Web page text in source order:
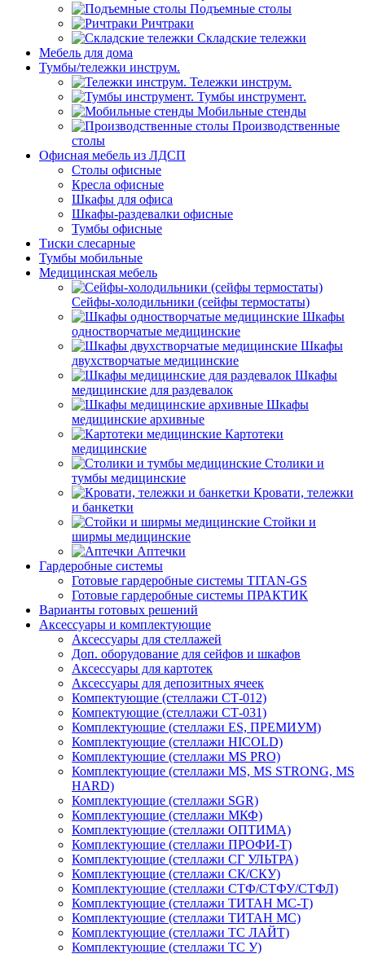
Подъемные столы
Ричтраки
Складские тележки
Мебель для дома
Тумбы/тележки инструм.
Тележки инструм.
Тумбы инструмент.
Мобильные стенды
Производственные
столы
Офисная мебель из ЛДСП
Столы офисные
Кресла офисные
Шкафы для офиса
Шкафы-раздевалки офисные
Тумбы офисные
Тиски слесарные
Тумбы мобильные
Медицинская мебель
Сейфы-холодильники (сейфы термостаты)
Шкафы
одностворчатые медицинские
Шкафы
двухстворчатые медицинские
Шкафы
медицинские для раздевалок
Шкафы
медицинские архивные
Картотеки
медицинские
Столики и
тумбы медицинские
Кровати, тележки
и банкетки
Стойки и
ширмы медицинские
Аптечки
Гардеробные системы
Готовые гардеробные системы TITAN-GS
Готовые гардеробные системы ПРАКТИК
Варианты готовых решений
Аксессуары и комплектующие
Аксессуары для стеллажей
Доп. оборудование для сейфов и шкафов
Аксессуары для картотек
Аксессуары для депозитных ячеек
Компектующие (стеллажи СТ-012)
Компектующие (стеллажи СТ-031)
Комплектующие (стеллажи ES, ПРЕМИУМ)
Комплектующие (стеллажи HICOLD)
Комплектующие (стеллажи MS PRO)
Комплектующие (стеллажи MS, MS STRONG, MS
HARD)
Комплектующие (стеллажи SGR)
Комплектующие (стеллажи МКФ)
Комплектующие (стеллажи ОПТИМА)
Комплектующие (стеллажи ПРОФИ-Т)
Комплектующие (стеллажи СГ УЛЬТРА)
Комплектующие (стеллажи СК/СКУ)
Комплектующие (стеллажи СТФ/СТФУ/СТФЛ)
Комплектующие (стеллажи ТИТАН МС-Т)
Комплектующие (стеллажи ТИТАН МС)
Комплектующие (стеллажи ТС ЛАЙТ)
Комплектующие (стеллажи ТС У)